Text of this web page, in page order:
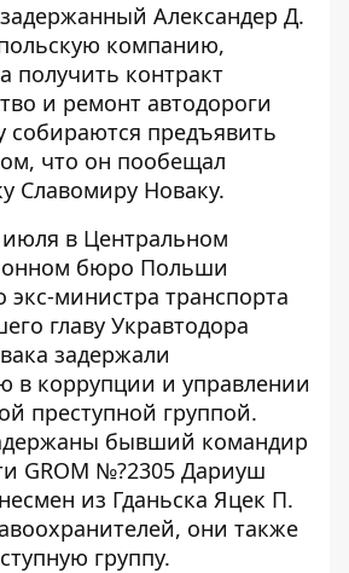
Александер Д.
компанию,
получить контракт
и ремонт автодороги
собираются предъявить
что он пообещал
Славомиру Новаку.
в Центральном
бюро Польши
министра транспорта
главу Укравтодора
задержали
в коррупции и управлении
преступной группой.
бывший командир
GROM №?2305 Дариуш
из Гданьска Яцек П.
они также
группу.